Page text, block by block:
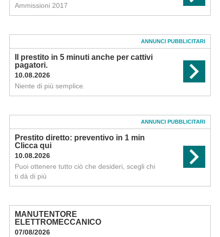
Ammissioni 2017
ANNUNCI PUBBLICITARI
Il prestito in 5 minuti anche per cattivi
pagatori.
10.08.2026
Niente di più semplice.
ANNUNCI PUBBLICITARI
Prestito diretto: preventivo in 1 min
Clicca qui
10.08.2026
Puoi ottenere tutto ciò che desideri, scegli chi
ti dà di più
MANUTENTORE
ELETTROMECCANICO
07/08/2026